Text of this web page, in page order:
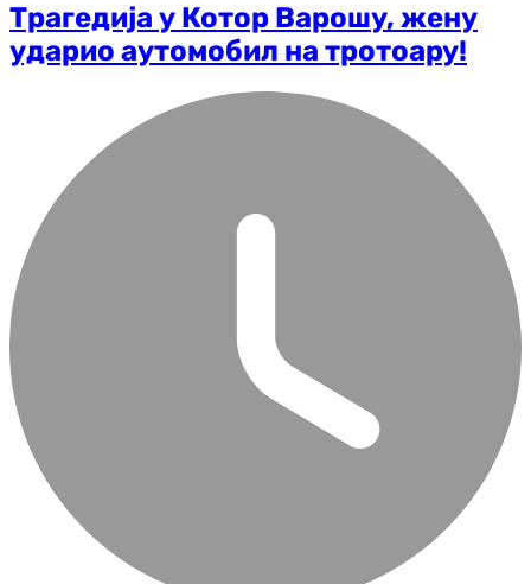
Трагедија у Котор Варошу, жену
ударио аутомобил на тротоару!